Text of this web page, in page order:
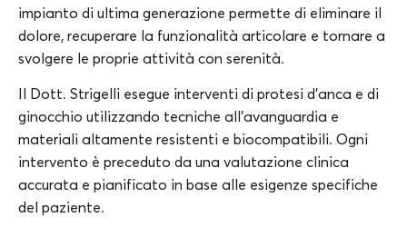
impianto di ultima generazione permette di eliminare il
dolore, recuperare la funzionalità articolare e tornare a
svolgere le proprie attività con serenità.
Il Dott. Strigelli esegue interventi di protesi d’anca e di
ginocchio utilizzando tecniche all’avanguardia e
materiali altamente resistenti e biocompatibili. Ogni
intervento è preceduto da una valutazione clinica
accurata e pianificato in base alle esigenze specifiche
del paziente.